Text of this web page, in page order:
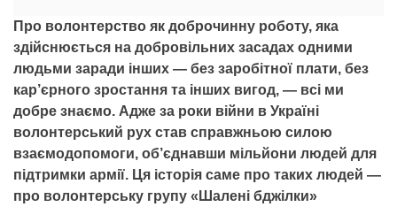
Про волонтерство як доброчинну роботу, яка
здійснюється на добровільних засадах одними
людьми заради інших — без заробітної плати, без
кар’єрного зростання та інших вигод, — всі ми
добре знаємо. Адже за роки війни в Україні
волонтерський рух став справжньою силою
взаємодопомоги, об’єднавши мільйони людей для
підтримки армії. Ця історія саме про таких людей —
про волонтерську групу «Шалені бджілки»